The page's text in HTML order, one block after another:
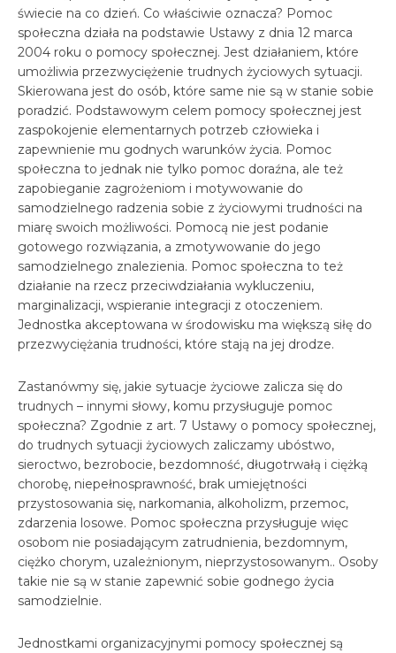
świecie na co dzień. Co właściwie oznacza? Pomoc
społeczna działa na podstawie Ustawy z dnia 12 marca
2004 roku o pomocy społecznej. Jest działaniem, które
umożliwia przezwyciężenie trudnych życiowych sytuacji.
Skierowana jest do osób, które same nie są w stanie sobie
poradzić. Podstawowym celem pomocy społecznej jest
zaspokojenie elementarnych potrzeb człowieka i
zapewnienie mu godnych warunków życia. Pomoc
społeczna to jednak nie tylko pomoc doraźna, ale też
zapobieganie zagrożeniom i motywowanie do
samodzielnego radzenia sobie z życiowymi trudności na
miarę swoich możliwości. Pomocą nie jest podanie
gotowego rozwiązania, a zmotywowanie do jego
samodzielnego znalezienia. Pomoc społeczna to też
działanie na rzecz przeciwdziałania wykluczeniu,
marginalizacji, wspieranie integracji z otoczeniem.
Jednostka akceptowana w środowisku ma większą siłę do
przezwyciężania trudności, które stają na jej drodze.
Zastanówmy się, jakie sytuacje życiowe zalicza się do
trudnych – innymi słowy, komu przysługuje pomoc
społeczna? Zgodnie z art. 7 Ustawy o pomocy społecznej,
do trudnych sytuacji życiowych zaliczamy ubóstwo,
sieroctwo, bezrobocie, bezdomność, długotrwałą i ciężką
chorobę, niepełnosprawność, brak umiejętności
przystosowania się, narkomania, alkoholizm, przemoc,
zdarzenia losowe. Pomoc społeczna przysługuje więc
osobom nie posiadającym zatrudnienia, bezdomnym,
ciężko chorym, uzależnionym, nieprzystosowanym.. Osoby
takie nie są w stanie zapewnić sobie godnego życia
samodzielnie.
Jednostkami organizacyjnymi pomocy społecznej są